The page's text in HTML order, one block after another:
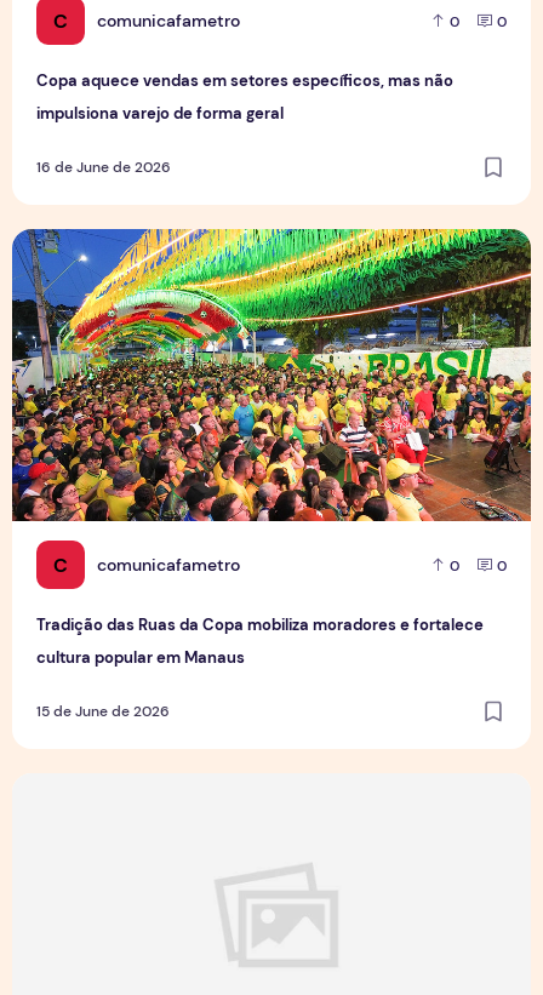
C comunicafametro 0 0
Copa aquece vendas em setores específicos, mas não
impulsiona varejo de forma geral
16 de June de 2026
C comunicafametro 0 0
Tradição das Ruas da Copa mobiliza moradores e fortalece
cultura popular em Manaus
15 de June de 2026
Tradição das Ruas da Copa mobiliza moradores e